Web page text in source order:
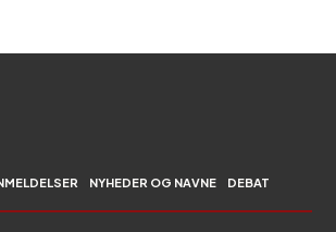
NYHEDER OG NAVNE DEBAT